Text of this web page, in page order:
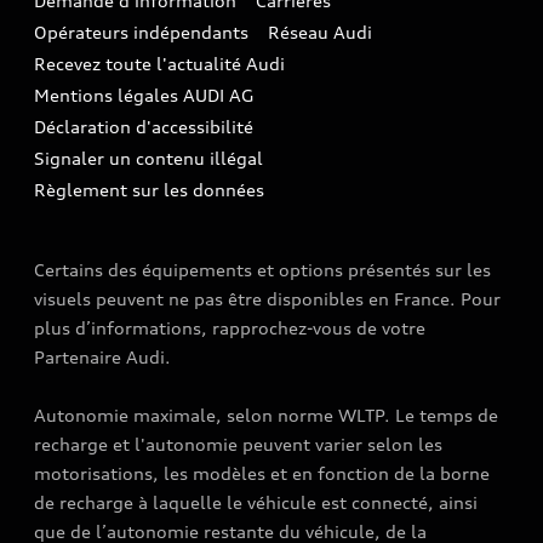
Audi Assistance
Campagne de rappel Airbag Takata
Mise à jour logiciel
Carrières
Espace Presse
Opérateurs indépendants
Réseau Audi
Recevez toute l'actualité Audi
Mentions légales AUDI AG
Déclaration d'accessibilité
Signaler un contenu illégal
Règlement sur les données
Certains des équipements et options présentés sur les
visuels peuvent ne pas être disponibles en France. Pour
plus d’informations, rapprochez-vous de votre
Partenaire Audi.
Autonomie maximale, selon norme WLTP. Le temps de
recharge et l'autonomie peuvent varier selon les
motorisations, les modèles et en fonction de la borne
de recharge à laquelle le véhicule est connecté, ainsi
que de l’autonomie restante du véhicule, de la